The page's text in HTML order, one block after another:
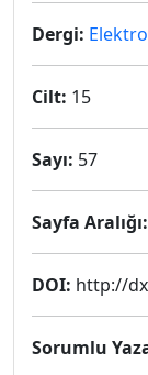
Dergi:
Cilt: 15
Sayı: 57
Sayfa Aralığı:
DOI: http://
Sorumlu